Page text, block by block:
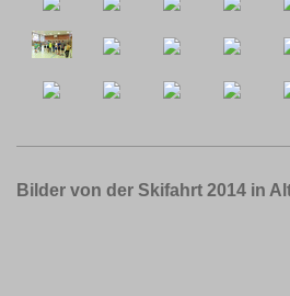
Bilder von der Skifahrt 2014 in